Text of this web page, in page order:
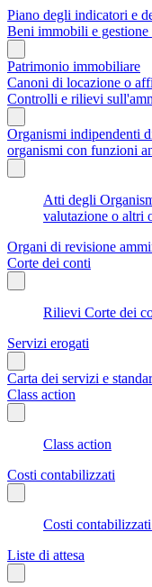
Piano degli indicatori e
Beni immobili e
Patrimonio immobiliare
Canoni di locazione o
Controlli e rilievi
Organismi indipendenti
organismi con funzioni
Atti degli
valutazione o altri
Organi di revisione
Corte dei conti
Rilievi Corte dei
Servizi erogati
Carta dei servizi e
Class action
Class action
Costi contabilizzati
Costi
Liste di attesa